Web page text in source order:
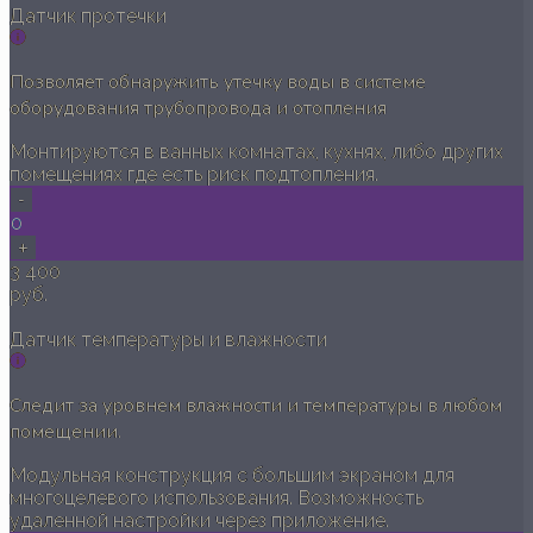
Датчик протечки
Позволяет обнаружить утечку воды в системе
оборудования трубопровода и отопления
Монтируются в ванных комнатах, кухнях, либо других
помещениях где есть риск подтопления.
-
0
+
3 400
руб.
Датчик температуры и влажности
Следит за уровнем влажности и температуры в любом
помещении.
Модульная конструкция с большим экраном для
многоцелевого использования. Возможность
удаленной настройки через приложение.